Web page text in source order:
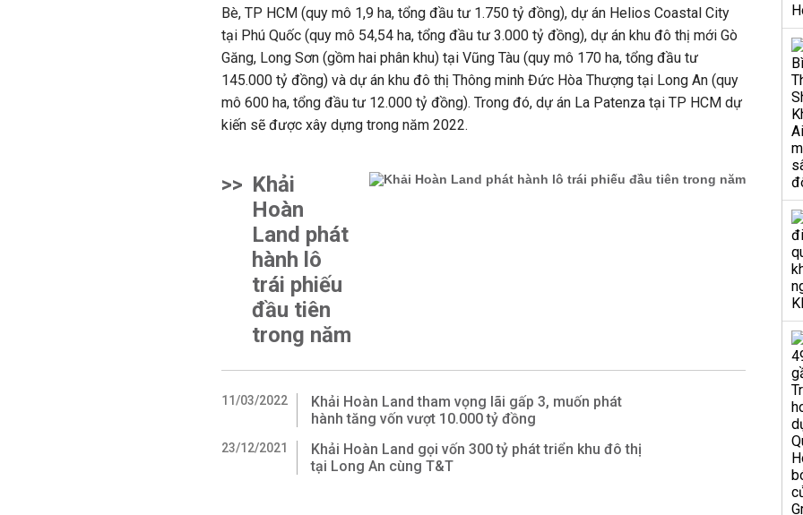
Bè, TP HCM (quy mô 1,9 ha, tổng đầu tư 1.750 tỷ đồng), dự án Helios Coastal City
tại Phú Quốc (quy mô 54,54 ha, tổng đầu tư 3.000 tỷ đồng), dự án khu đô thị mới Gò
Găng, Long Sơn (gồm hai phân khu) tại Vũng Tàu (quy mô 170 ha, tổng đầu tư
145.000 tỷ đồng) và dự án khu đô thị Thông minh Đức Hòa Thượng tại Long An (quy
mô 600 ha, tổng đầu tư 12.000 tỷ đồng). Trong đó, dự án La Patenza tại TP HCM dự
kiến sẽ được xây dựng trong năm 2022.
>> Khải
Hoàn
Land phát
hành lô
trái phiếu
đầu tiên
trong năm
11/03/2022
Khải Hoàn Land tham vọng lãi gấp 3, muốn phát
hành tăng vốn vượt 10.000 tỷ đồng
23/12/2021
Khải Hoàn Land gọi vốn 300 tỷ phát triển khu đô thị
tại Long An cùng T&T